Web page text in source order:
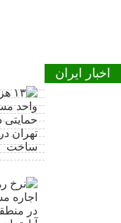
اخبار ایران